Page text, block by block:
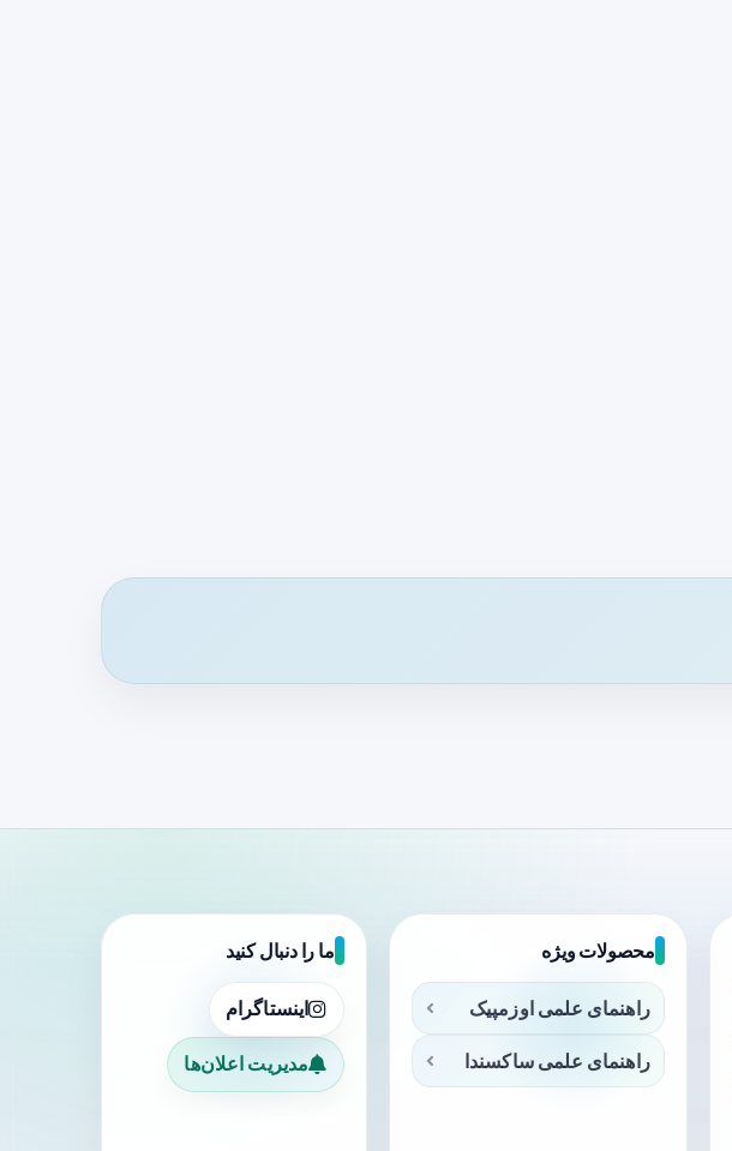
محصولات ویژه
راهنمای علمی اوزمپیک
راهنمای علمی ساکسندا
ما را دنبال کنید
اینستاگرام
مدیریت اعلان‌ها